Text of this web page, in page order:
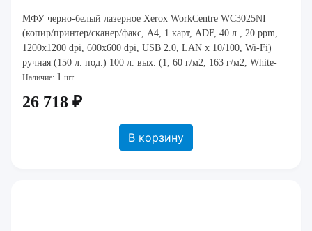
МФУ черно-белый лазерное Xerox WorkCentre WC3025NI
(копир/принтер/сканер/факс, A4, 1 карт, ADF, 40 л., 20 ppm,
1200x1200 dpi, 600x600 dpi, USB 2.0, LAN x 10/100, Wi-Fi)
ручная (150 л. под.) 100 л. вых. (1, 60 г/м2, 163 г/м2, White-
Blue, 128 MB, 15000 Стр/
Наличие: 1 шт.
26 718 ₽
В корзину